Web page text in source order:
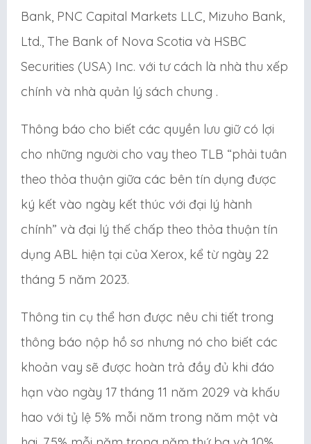
Bank, PNC Capital Markets LLC, Mizuho Bank,
Ltd., The Bank of Nova Scotia và HSBC
Securities (USA) Inc. với tư cách là nhà thu xếp
chính và nhà quản lý sách chung .
Thông báo cho biết các quyền lưu giữ có lợi
cho những người cho vay theo TLB “phải tuân
theo thỏa thuận giữa các bên tín dụng được
ký kết vào ngày kết thúc với đại lý hành
chính” và đại lý thế chấp theo thỏa thuận tín
dụng ABL hiện tại của Xerox, kể từ ngày 22
tháng 5 năm 2023.
Thông tin cụ thể hơn được nêu chi tiết trong
thông báo nộp hồ sơ nhưng nó cho biết các
khoản vay sẽ được hoàn trả đầy đủ khi đáo
hạn vào ngày 17 tháng 11 năm 2029 và khấu
hao với tỷ lệ 5% mỗi năm trong năm một và